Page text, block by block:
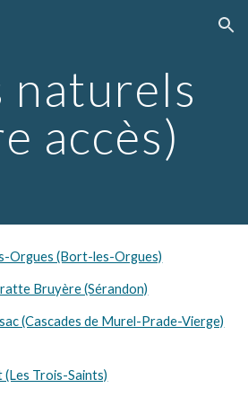
Skip to navigation
naturels
accès)
Orgues (Bort-les-Orgues)
Bruyère (Sérandon)
(Cascades de Murel-Prade-Vierge)
Trois-Saints)